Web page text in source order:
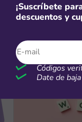
Ofertas de
Ver más
¡Suscríbete
descuentos y
Códigos
Date de